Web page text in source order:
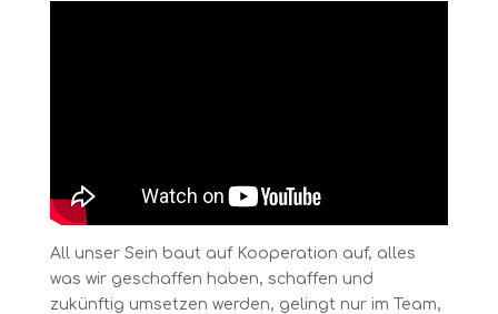
All unser Sein baut auf Kooperation auf, alles
was wir geschaffen haben, schaffen und
zukünftig umsetzen werden, gelingt nur im Team,